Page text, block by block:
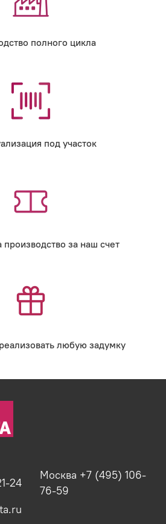
полного цикла
под участок
производство за наш счет
любую задумку
24
Москва +7 (495) 106-
76-59